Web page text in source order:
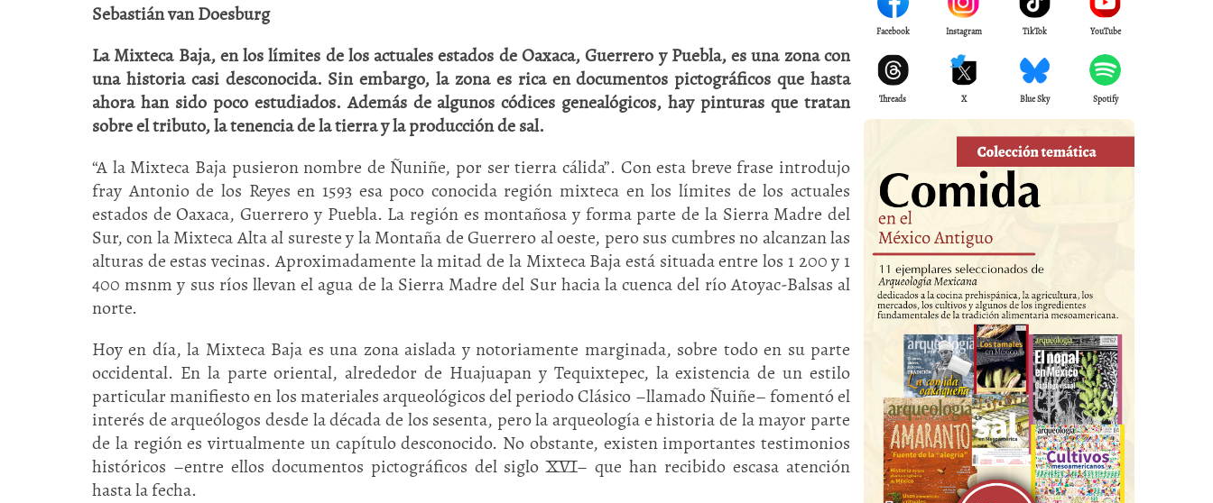
Sebastián van Doesburg
La Mixteca Baja, en los límites de los actuales estados de Oaxaca, Guerrero y Puebla, es una zona con
una historia casi desconocida. Sin embargo, la zona es rica en documentos pictográficos que hasta
ahora han sido poco estudiados. Además de algunos códices genealógicos, hay pinturas que tratan
sobre el tributo, la tenencia de la tierra y la producción de sal.
“A la Mixteca Baja pusieron nombre de Ñuniñe, por ser tierra cálida”. Con esta breve frase introdujo
fray Antonio de los Reyes en 1593 esa poco conocida región mixteca en los límites de los actuales
estados de Oaxaca, Guerrero y Puebla. La región es montañosa y forma parte de la Sierra Madre del
Sur, con la Mixteca Alta al sureste y la Montaña de Guerrero al oeste, pero sus cumbres no alcanzan las
alturas de estas vecinas. Aproximadamente la mitad de la Mixteca Baja está situada entre los 1 200 y 1
400 msnm y sus ríos llevan el agua de la Sierra Madre del Sur hacia la cuenca del río Atoyac-Balsas al
norte.
Hoy en día, la Mixteca Baja es una zona aislada y notoriamente marginada, sobre todo en su parte
occidental. En la parte oriental, alrededor de Huajuapan y Tequixtepec, la existencia de un estilo
particular manifiesto en los materiales arqueológicos del periodo Clásico –llamado Ñuiñe– fomentó el
interés de arqueólogos desde la década de los sesenta, pero la arqueología e historia de la mayor parte
de la región es virtualmente un capítulo desconocido. No obstante, existen importantes testimonios
históricos –entre ellos documentos pictográficos del siglo XVI– que han recibido escasa atención
hasta la fecha.
Facebook Instagram TikTok YouTube
Threads X Blue Sky Spotify